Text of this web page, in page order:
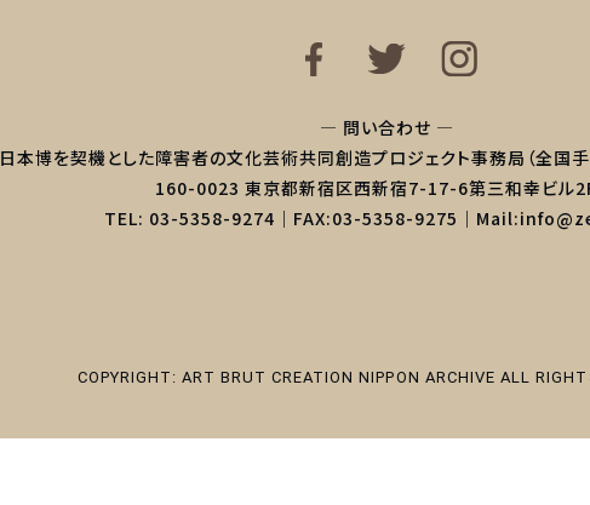
— 問い合わせ —
日本博を契機とした障害者の文化芸術共同創造プロジェクト事務局（全国
160-0023 東京都新宿区西新宿7-17-6第三和幸ビル
TEL: 03-5358-9274｜FAX:03-5358-9275｜
COPYRIGHT: ART BRUT CREATION NIPPON ARCHIVE ALL